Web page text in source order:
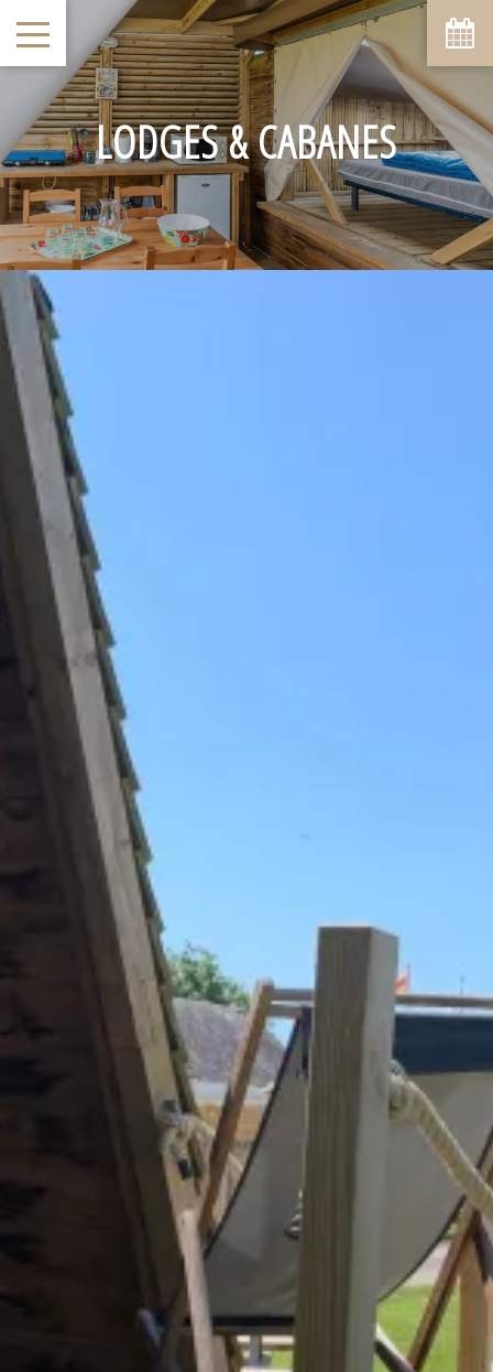
LODGES & CABANES